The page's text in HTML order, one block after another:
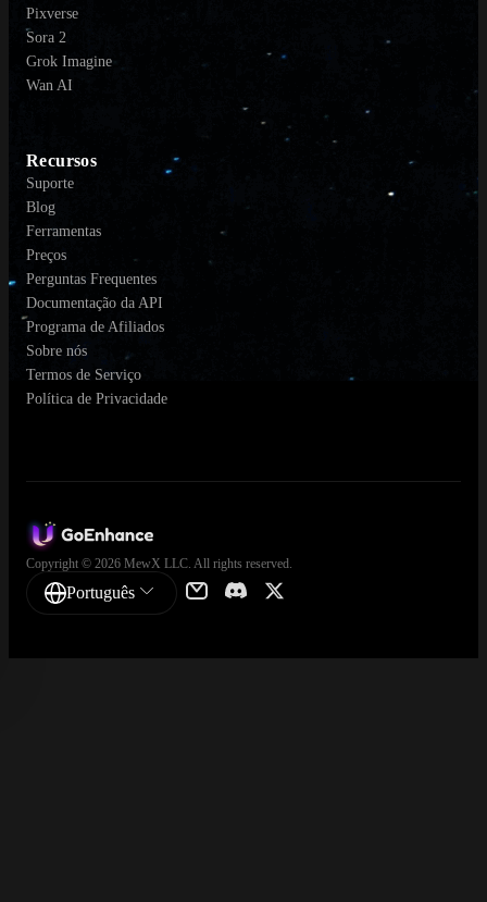
Pixverse
Sora 2
Grok Imagine
Wan AI
Recursos
Suporte
Blog
Ferramentas
Preços
Perguntas Frequentes
Documentação da API
Programa de Afiliados
Sobre nós
Termos de Serviço
Política de Privacidade
Copyright © 2026 MewX LLC. All rights reserved.
Português